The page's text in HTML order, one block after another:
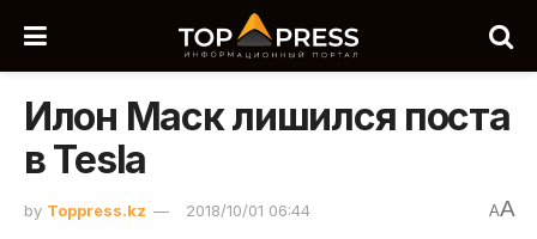
Илон Маск лишился поста
в Tesla
by Toppress.kz 2018/10/01 06:44 AA